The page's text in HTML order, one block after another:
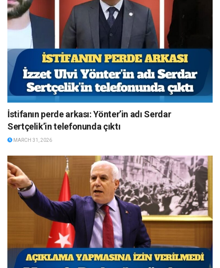
İstifanın perde arkası: Yönter’in adı Serdar
Sertçelik’in telefonunda çıktı
MARCH 31, 2026